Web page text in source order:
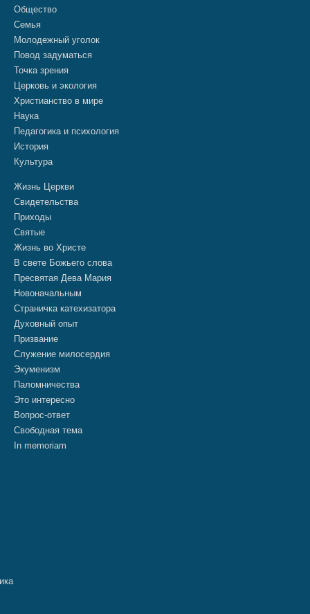
Общество
Семья
Молодежный уголок
Повод задуматься
Точка зрения
Церковь и экология
Христианство в мире
Наука
Педагогика и психология
История
Культура
Жизнь Церкви
Свидетельства
Приходы
Святые
Жизнь во Христе
В свете Божьего слова
Пресвятая Дева Мария
Новоначальным
Страничка катехизатора
Духовный опыт
Призвание
Служение милосердия
Экуменизм
Паломничества
Это интересно
Вопрос-ответ
Свободная тема
In memoriam